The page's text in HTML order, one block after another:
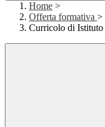
Home >
Offerta formativa >
Curricolo di Istituto